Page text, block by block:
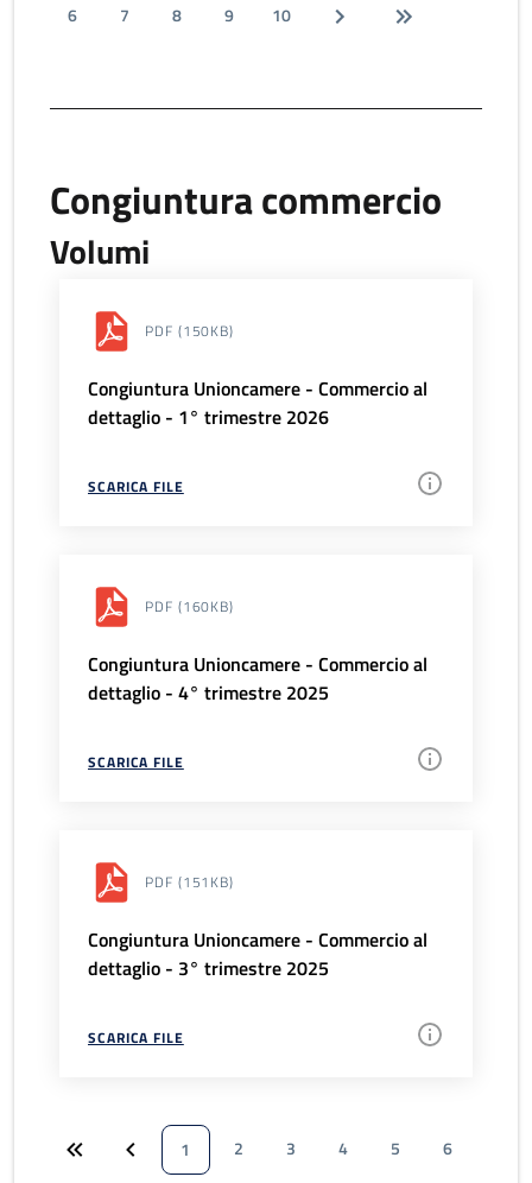
6
7 8 9 10
Congiuntura commercio
Volumi
PDF (150KB)
Congiuntura Unioncamere - Commercio al
dettaglio - 1° trimestre 2026
SCARICA FILE
PDF (160KB)
Congiuntura Unioncamere - Commercio al
dettaglio - 4° trimestre 2025
SCARICA FILE
PDF (151KB)
Congiuntura Unioncamere - Commercio al
dettaglio - 3° trimestre 2025
SCARICA FILE
1 2 3 4 5
6